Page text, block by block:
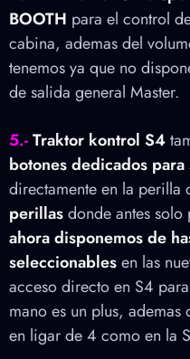
BOOTH para el control
cabina, ademas del
tenemos ya que no
de salida general Master.
5.-Traktor kontrol S4
botones dedicados
directamente en la perilla
perillasdonde antes
ahora disponemos de
seleccionablesen las
acceso directo en S4
mano es un plus,
en ligar de 4 como en la